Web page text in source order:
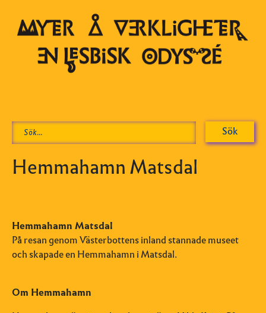
Hemmahamn Matsdal
Hemmahamn Matsdal
På resan genom Västerbottens inland stannade museet
och skapade en Hemmahamn i Matsdal.
Om Hemmahamn